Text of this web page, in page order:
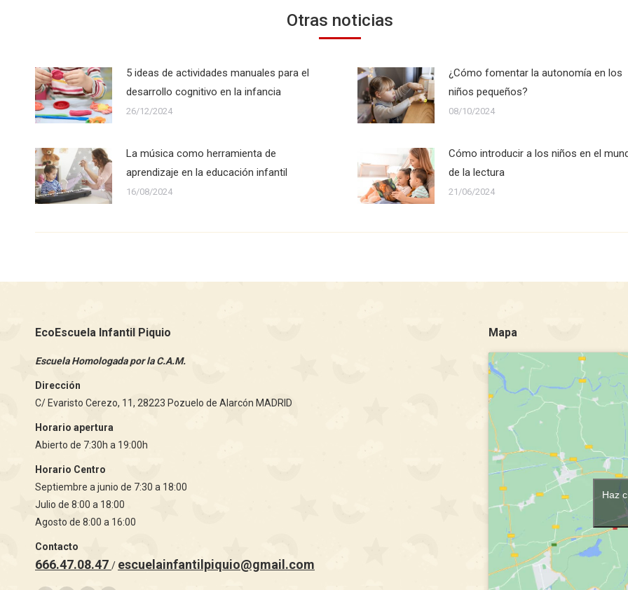
Otras noticias
5 ideas de actividades manuales para el
desarrollo cognitivo en la infancia
26/12/2024
¿Cómo fomentar la autonomía en los
niños pequeños?
08/10/2024
La música como herramienta de
aprendizaje en la educación infantil
16/08/2024
Cómo introducir a los niños en el
de la lectura
21/06/2024
EcoEscuela Infantil Piquio
Escuela Homologada por la C.A.M.
Dirección
C/ Evaristo Cerezo, 11, 28223 Pozuelo de Alarcón MADRID
Horario apertura
Abierto de 7:30h a 19:00h
Horario Centro
Septiembre a junio de 7:30 a 18:00
Julio de 8:00 a 18:00
Agosto de 8:00 a 16:00
Contacto
666.47.08.47 / escuelainfantilpiquio@gmail.com
Mapa
Haz